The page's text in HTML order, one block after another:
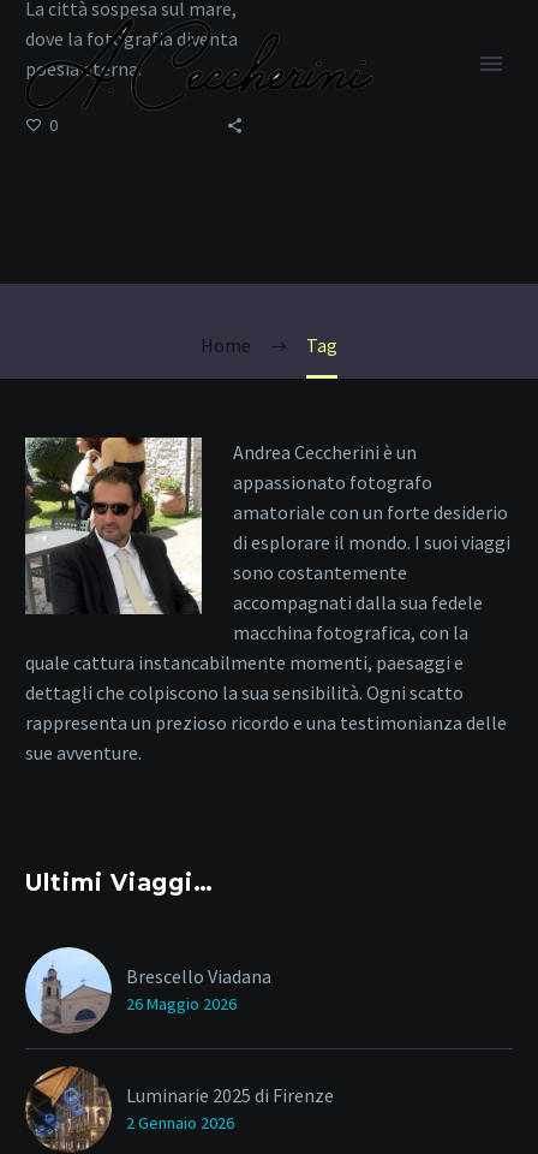
Home Tag
La città sospesa sul mare,
dove la fotografia diventa
poesia eterna.
0
Andrea Ceccherini è un
appassionato fotografo
amatoriale con un forte desiderio
di esplorare il mondo. I suoi viaggi
sono costantemente
accompagnati dalla sua fedele
macchina fotografica, con la
quale cattura instancabilmente momenti, paesaggi e
dettagli che colpiscono la sua sensibilità. Ogni scatto
rappresenta un prezioso ricordo e una testimonianza delle
sue avventure.
Ultimi Viaggi…
Brescello Viadana
26 Maggio 2026
Luminarie 2025 di Firenze
2 Gennaio 2026